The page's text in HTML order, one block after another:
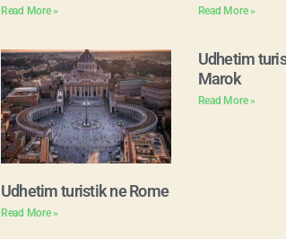
Read More » Read More »
Udhetim turistik ne Rome
Read More »
Udhetim
Marok
Read More »